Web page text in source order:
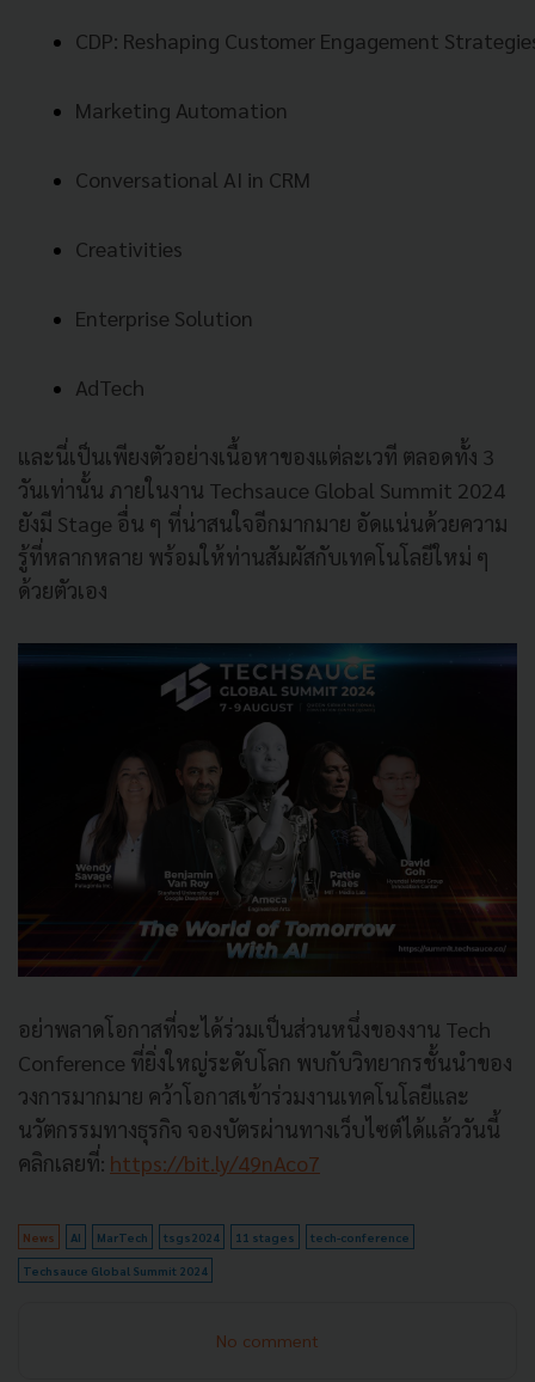
CDP: Reshaping Customer Engagement
Marketing Automation
Conversational AI in CRM
Creativities
Enterprise Solution
AdTech
และนี่เป็นเพียงตัวอย่างเนื้อหาของแต่ละเวที ตลอดทั้ง 3
วันเท่านั้น ภายในงาน Techsauce Global Summit 2024
ยังมี Stage อื่น ๆ ที่น่าสนใจอีกมากมาย อัดแน่นด้วยความ
รู้ที่หลากหลาย พร้อมให้ท่านสัมผัสกับเทคโนโลยีใหม่ ๆ
ด้วยตัวเอง
อย่าพลาดโอกาสที่จะได้ร่วมเป็นส่วนหนึ่งของงาน Tech
Conference ที่ยิ่งใหญ่ระดับโลก พบกับวิทยากรชั้นนำของ
วงการมากมาย คว้าโอกาสเข้าร่วมงานเทคโนโลยีและ
นวัตกรรมทางธุรกิจ จองบัตรผ่านทางเว็บไซต์ได้แล้ววันนี้
คลิกเลยที่: https://bit.ly/49nAco7
News AI MarTech tsgs2024 11 stages tech-conference
Techsauce Global Summit 2024
No comment